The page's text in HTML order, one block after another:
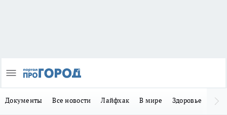
Документы Все новости Лайфхак В мире Здоровье